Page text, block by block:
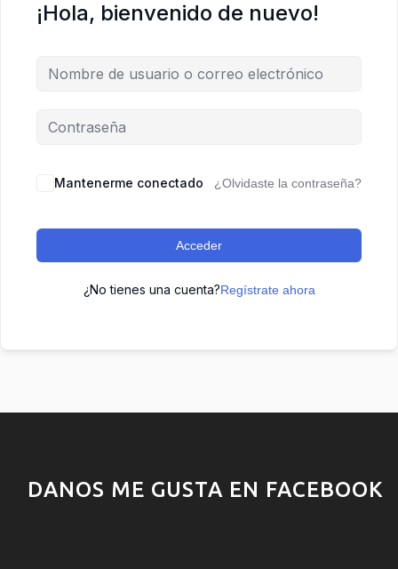
¡Hola, bienvenido de nuevo!
Mantenerme conectado ¿Olvidaste la contraseña?
Acceder
¿No tienes una cuenta?Regístrate ahora
DANOS ME GUSTA EN FACEBOOK